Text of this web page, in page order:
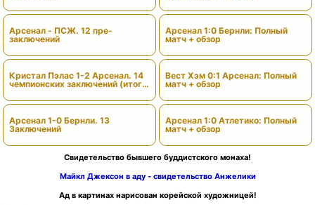
Арсенал - ПСЖ. 12 пре-
заключений
Кристал Пэлас 1-2 Арсенал. 14
чемпионских заключений (итоги
Арсенал 1-0 Бернли. 13
Заключений
Арсенал 1:0 Бернли: Полный
матч + обзор
Вест Хэм 0:1 Арсенал: Полный
матч + обзор
Арсенал 1:0 Атлетико: Полный
матч + обзор
Свидетельство бывшего буддистского монаха!
Майкл Джексон в аду - свидетельство Анжелики
Ад в картинах нарисован корейской художницей!